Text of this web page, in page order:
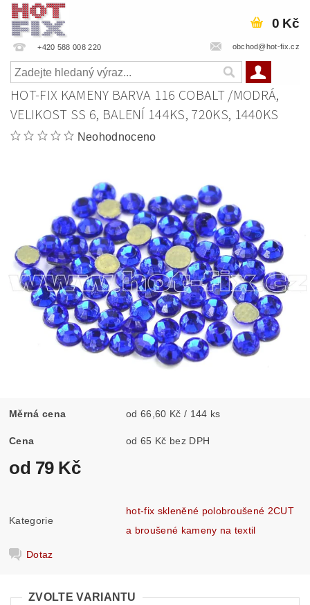
+420 588 008 220 obchod@hot-fix.cz
0 Kč
HOT-FIX KAMENY BARVA 116 COBALT /MODRÁ,
VELIKOST SS 6, BALENÍ 144KS, 720KS, 1440KS
Neohodnoceno
Měrná cena od 66,60 Kč / 144 ks
Cena od 65 Kč bez DPH
od 79 Kč
Kategorie
hot-fix skleněné polobroušené 2CUT
a broušené kameny na textil
Dotaz
ZVOLTE VARIANTU